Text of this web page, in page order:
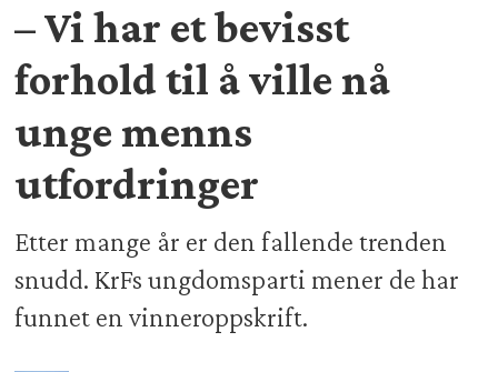
– Vi har et bevisst
forhold til å ville nå
unge menns
utfordringer
Etter mange år er den fallende trenden
snudd. KrFs ungdomsparti mener de har
funnet en vinneroppskrift.